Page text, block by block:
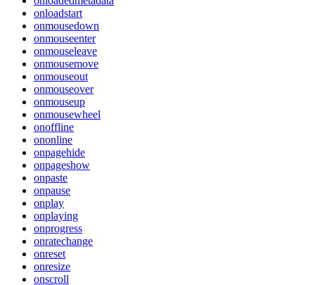
onloadstart
onmousedown
onmouseenter
onmouseleave
onmousemove
onmouseout
onmouseover
onmouseup
onmousewheel
onoffline
ononline
onpagehide
onpageshow
onpaste
onpause
onplay
onplaying
onprogress
onratechange
onreset
onresize
onscroll